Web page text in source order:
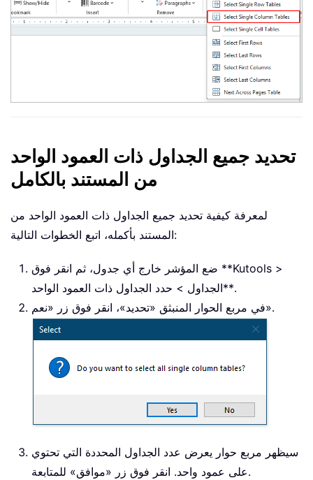
تحديد جميع الجداول ذات العمود الواحد
من المستند بالكامل
لمعرفة كيفية تحديد جميع الجداول ذات العمود الواحد من
المستند بأكمله، اتبع الخطوات التالية:
ضع المؤشر خارج أي جدول، ثم انقر فوق **Kutools >
الجداول > حدد الجداول ذات العمود الواحد**.
في مربع الحوار المنبثق «تحديد»، انقر فوق زر «نعم».
سيظهر مربع حوار يعرض عدد الجداول المحددة التي تحتوي
على عمود واحد. انقر فوق زر «موافق» للمتابعة.